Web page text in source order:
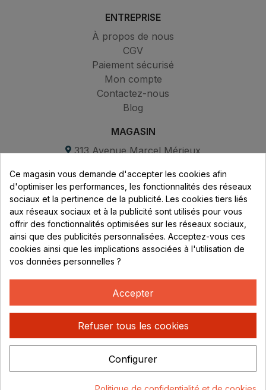
ENTREPRISE
À propos de nous
CGV
Paiement sécurisé
Mon compte
Contactez-nous
Blog
MAGASIN
313 Avenue Marcel Mérieux
69530 Brignais
Lundi au vendredi :
8h - 16h
uniquement sur Rendez-vous
CONTACT
04 78 37 00 68
contact@rhonephilatelie.fr
Ce magasin vous demande d'accepter les cookies afin
d'optimiser les performances, les fonctionnalités des réseaux
sociaux et la pertinence de la publicité. Les cookies tiers liés
aux réseaux sociaux et à la publicité sont utilisés pour vous
offrir des fonctionnalités optimisées sur les réseaux sociaux,
ainsi que des publicités personnalisées. Acceptez-vous ces
cookies ainsi que les implications associées à l'utilisation de
vos données personnelles ?
Accepter
Refuser tous les cookies
Configurer